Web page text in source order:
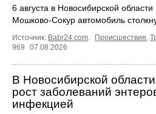
6 августа в Новосибирской
Мошково-Сокур автомобиль
Источник: Babr24.com. Происшествия,
969
07.08.2026
В Новосибирской
рост заболеваний
инфекцией